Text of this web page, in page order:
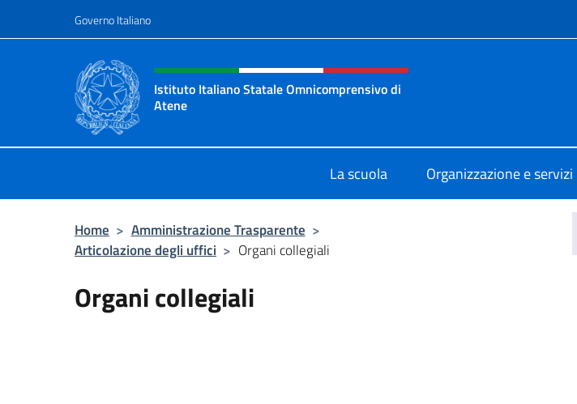
Governo Italiano
Intestazione sito, social e menù
Istituto Italiano Statale Omnicomprensivo di
Atene
La scuola Organizzazione e servizi
Home > Amministrazione Trasparente >
Articolazione degli uffici > Organi collegiali
Organi collegiali